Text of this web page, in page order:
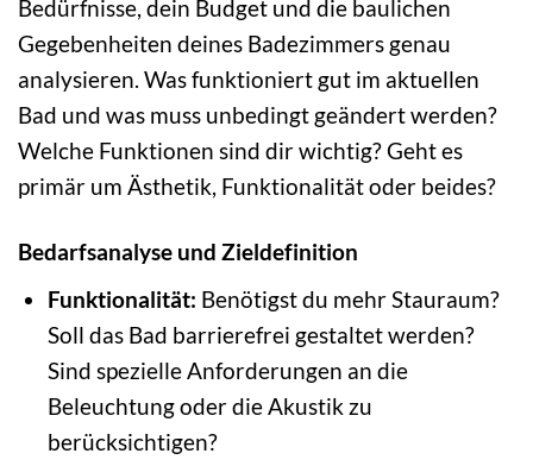
Bedürfnisse, dein Budget und die baulichen
Gegebenheiten deines Badezimmers genau
analysieren. Was funktioniert gut im aktuellen
Bad und was muss unbedingt geändert werden?
Welche Funktionen sind dir wichtig? Geht es
primär um Ästhetik, Funktionalität oder beides?
Bedarfsanalyse und Zieldefinition
Funktionalität: Benötigst du mehr Stauraum?
Soll das Bad barrierefrei gestaltet werden?
Sind spezielle Anforderungen an die
Beleuchtung oder die Akustik zu
berücksichtigen?